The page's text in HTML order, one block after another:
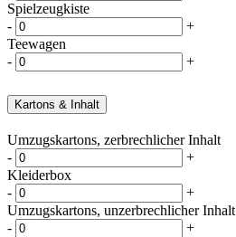
Spielzeugkiste
-
+
Teewagen
-
+
Kartons & Inhalt
Umzugskartons, zerbrechlicher Inhalt
-
+
Kleiderbox
-
+
Umzugskartons, unzerbrechlicher Inhalt
-
+